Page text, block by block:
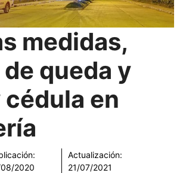
medidas,
queda y
en
2020
Actualización:
21/07/2021